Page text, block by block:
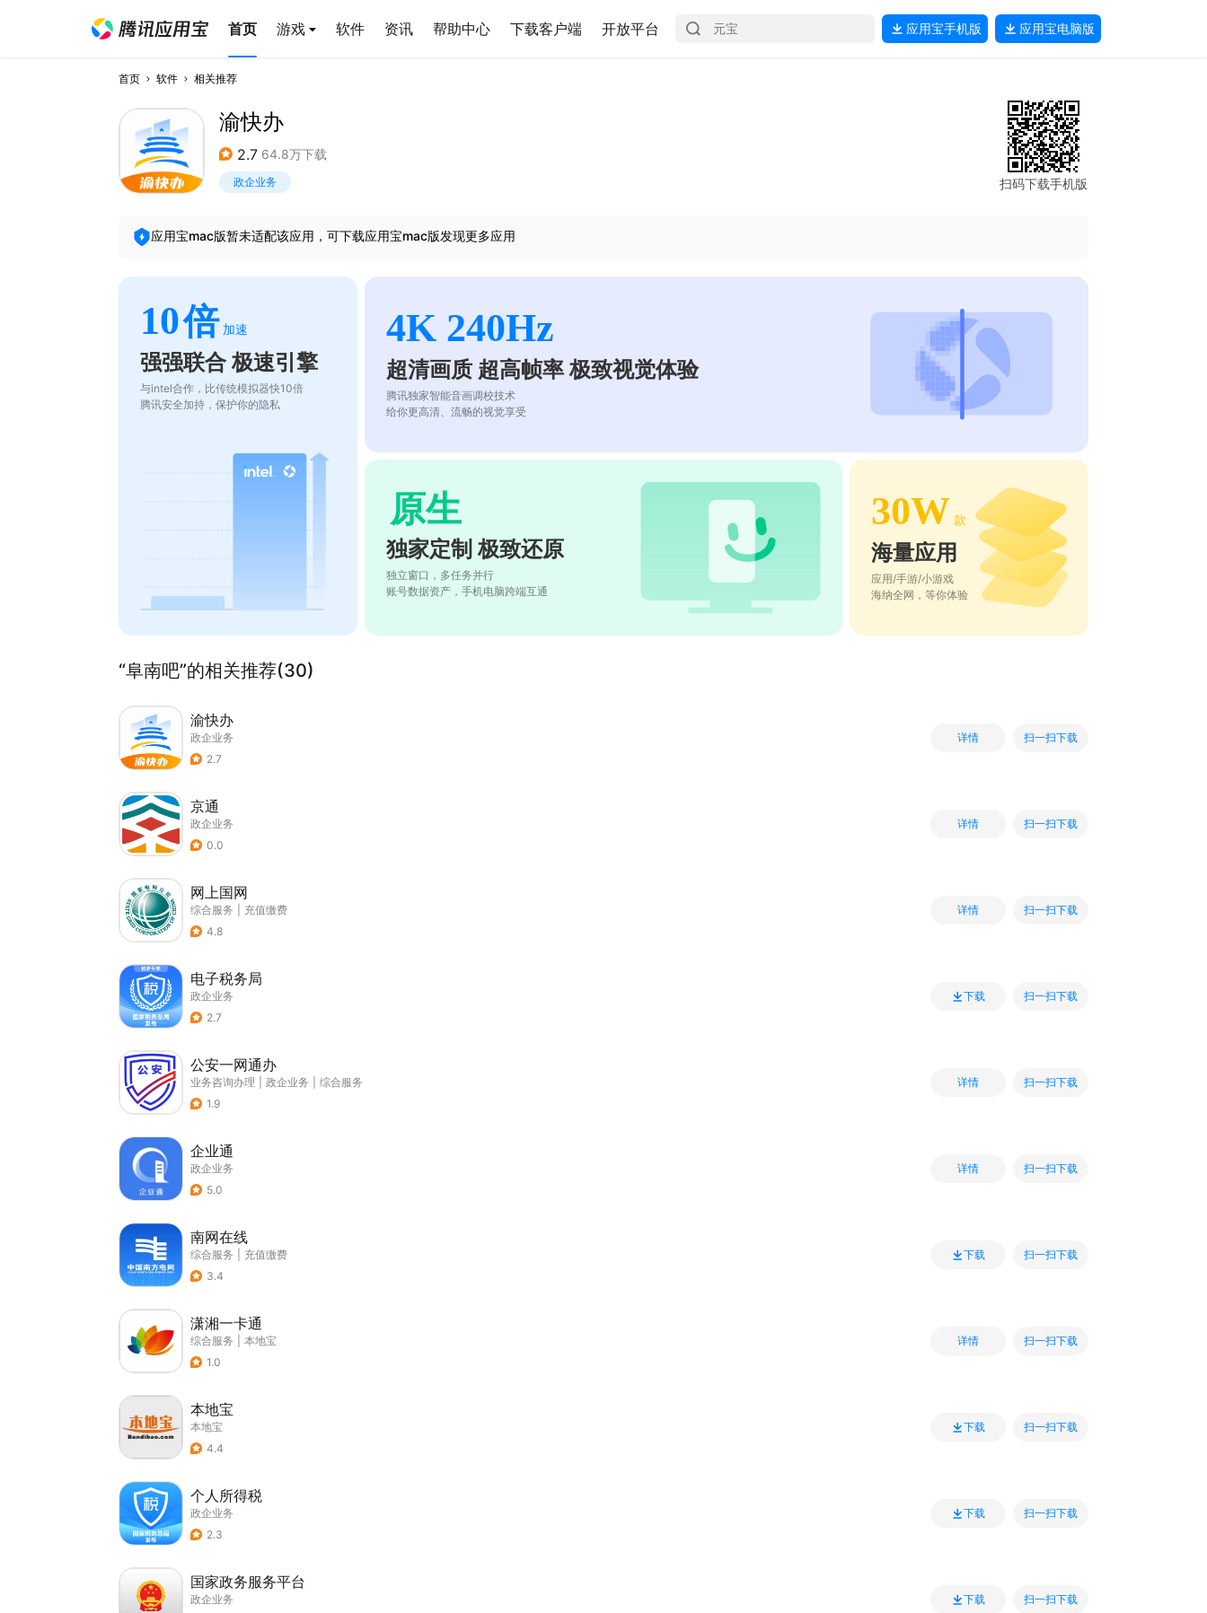
首页 游戏 软件 资讯 帮助中心 下载客户端 开放平台 应用宝手机版 应用宝电脑版
首页 软件 相关推荐
渝快办
2.7 64.8万下载
政企业务 扫码下载手机版
应用宝mac版暂未适配该应用，可下载应用宝mac版发现更多应用
10倍 加速
强强联合 极速引擎
与intel合作，比传统模拟器快10倍
腾讯安全加持，保护你的隐私
4K 240Hz
超清画质 超高帧率 极致视觉体验
腾讯独家智能音画调校技术
给你更高清、流畅的视觉享受
原生
独家定制 极致还原
独立窗口，多任务并行
账号数据资产，手机电脑跨端互通
30W 款
海量应用
应用/手游/小游戏
海纳全网，等你体验
“阜南吧”的相关推荐(30)
渝快办
政企业务
2.7
详情 扫一扫下载
京通
政企业务
0.0
详情 扫一扫下载
网上国网
综合服务
充值缴费
4.8
详情 扫一扫下载
电子税务局
政企业务
2.7
下载 扫一扫下载
公安一网通办
业务咨询办理 政企业务
综合服务
1.9
详情 扫一扫下载
企业通
政企业务
5.0
详情 扫一扫下载
南网在线
综合服务
充值缴费
3.4
下载 扫一扫下载
潇湘一卡通
综合服务
本地宝
1.0
详情 扫一扫下载
本地宝
本地宝
4.4
下载 扫一扫下载
个人所得税
政企业务
2.3
下载 扫一扫下载
国家政务服务平台
政企业务
下载 扫一扫下载